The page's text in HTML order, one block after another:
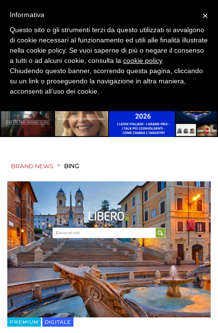
NORMATIVE
TREND
CASE HISTORY
OPINIONI
BRAND NEWS > BING
PREMIUM DIGITALE
×
Informativa
Questo sito o gli strumenti terzi da questo utilizzati si avvalgono
di cookie necessari al funzionamento ed utili alle finalità illustrate
nella cookie policy. Se vuoi saperne di più o negare il consenso
a tutti o ad alcuni cookie, consulta la cookie policy.
Chiudendo questo banner, scorrendo questa pagina, cliccando
su un link o proseguendo la navigazione in altra maniera,
acconsenti all’uso dei cookie.